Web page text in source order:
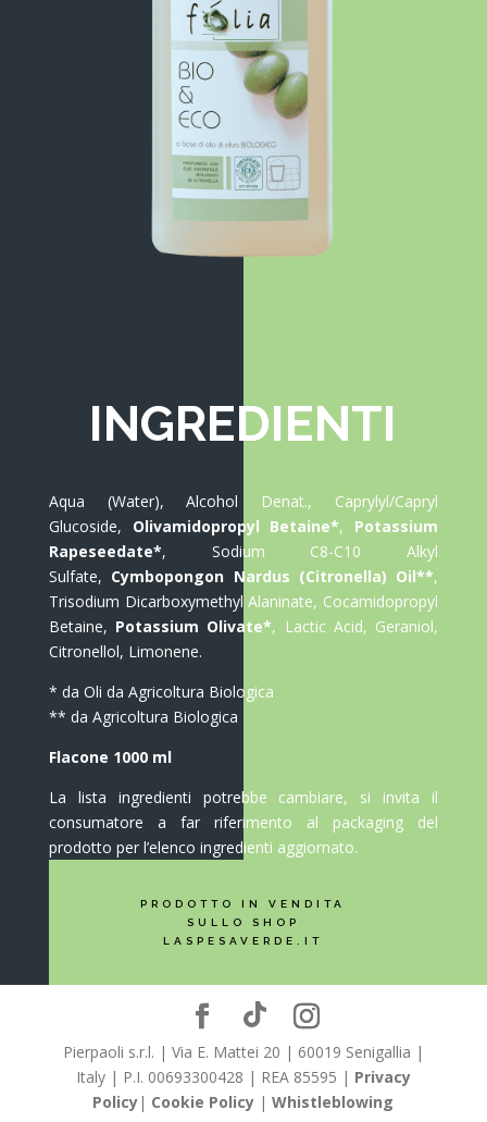
INGREDIENTI
Aqua (Water), Alcohol Denat., Caprylyl/Capryl
Glucoside,
Olivamidopropyl Betaine*,
Potassium
Rapeseedate*, Sodium C8-C10 Alkyl
Sulfate, Cymbopongon Nardus (Citronella) Oil**,
Trisodium Dicarboxymethyl Alaninate, Cocamidopropyl
Betaine, Potassium Olivate*, Lactic Acid, Geraniol,
Citronellol, Limonene.
* da Oli da Agricoltura Biologica
** da Agricoltura Biologica
Flacone 1000 ml
La lista ingredienti potrebbe cambiare, si invita il
consumatore a far riferimento al packaging del
prodotto per l’elenco ingredienti aggiornato.
PRODOTTO IN VENDITA
SULLO SHOP
LASPESAVERDE.IT
Pierpaoli s.r.l. | Via E. Mattei 20 | 60019 Senigallia |
Italy | P.I. 00693300428 | REA 85595 | Privacy
Policy| Cookie Policy |Whistleblowing